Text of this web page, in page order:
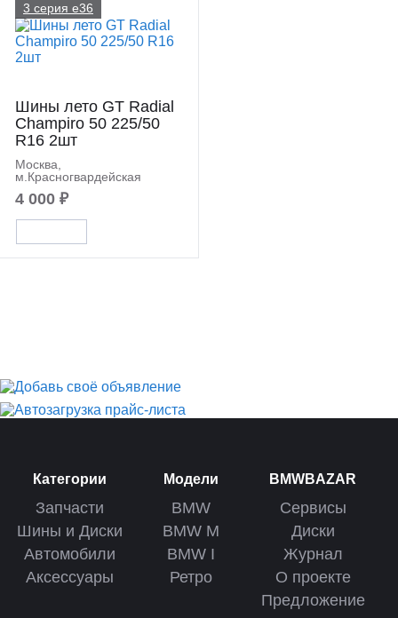
3 серия e36
Шины лето GT Radial
Champiro 50 225/50
R16 2шт
Москва,
м.Красногвардейская
4 000 ₽
Категории
Запчасти
Шины и Диски
Автомобили
Аксессуары
Модели
BMW
BMW M
BMW I
Ретро
BMWBAZAR
Сервисы
Диски
Журнал
О проекте
Предложение